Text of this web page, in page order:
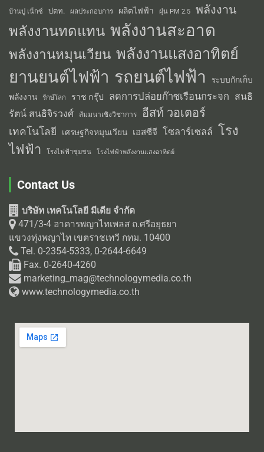
บ้านปู เน็กซ์ ปตท. ผลประกอบการ ผลิตไฟฟ้า ฝุ่น PM 2.5 พลังงาน
พลังงานทดแทน พลังงานสะอาด
พลังงานหมุนเวียน พลังงานแสงอาทิตย์
ยานยนต์ไฟฟ้า รถยนต์ไฟฟ้า
ระบบกักเก็บ
พลังงาน
รักษ์โลก ราช กรุ๊ป ลดการปล่อยก๊าซเรือนกระจก สนธิ
รัตน์ สนธิจิรวงศ์
สัมมนาเชิงวิชาการ อีสท์ วอเตอร์
เทคโนโลยี เศรษฐกิจหมุนเวียน เอสซีจี โซลาร์เซลล์ โรง
ไฟฟ้า
โรงไฟฟ้าชุมชน โรงไฟฟ้าพลังงานแสงอาทิตย์
Contact Us
บริษัท เทคโนโลยี มีเดีย จำกัด
471/3-4 อาคารพญาไทเพลส ถ.ศรีอยุธยา
แขวงทุ่งพญาไท เขตราชเทวี กทม. 10400
Tel. 0-2354-5333, 0-2644-6649
Fax. 0-2640-4260
marketing_mag@technologymedia.co.th
www.technologymedia.co.th